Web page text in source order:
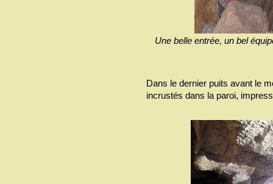
Une belle entrée, un bel
Dans le dernier puits avant le
incrustés dans la paroi,